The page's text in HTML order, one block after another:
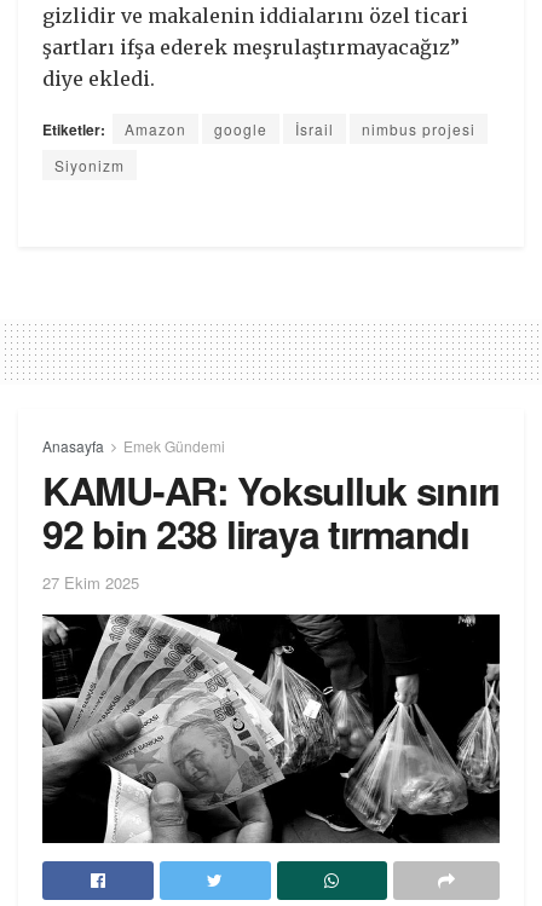
gizlidir ve makalenin iddialarını özel ticari
şartları ifşa ederek meşrulaştırmayacağız”
diye ekledi.
Etiketler: Amazon google İsrail
nimbus projesi
Siyonizm
Anasayfa Emek Gündemi
KAMU-AR: Yoksulluk sınırı
92 bin 238 liraya tırmandı
27 Ekim 2025